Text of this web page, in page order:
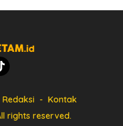
Redaksi
Kontak
rights reserved.